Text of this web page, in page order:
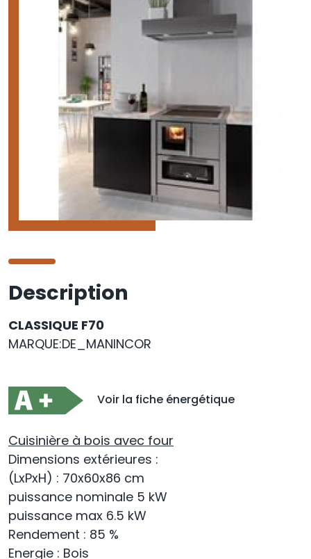
Description
CLASSIQUE F70
MARQUE:DE_MANINCOR
Voir la fiche énergétique
Cuisinière à bois avec four
Dimensions extérieures :
(LxPxH) : 70x60x86 cm
puissance nominale 5 kW
puissance max 6.5 kW
Rendement : 85 %
Energie : Bois